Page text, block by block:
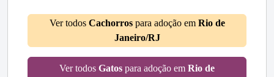
Ver todos Cachorrospara adoção em Rio de
Janeiro/RJ
Ver todos Gatos para adoção em Rio de